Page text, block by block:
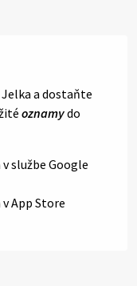
a dostaňte
oznamydo